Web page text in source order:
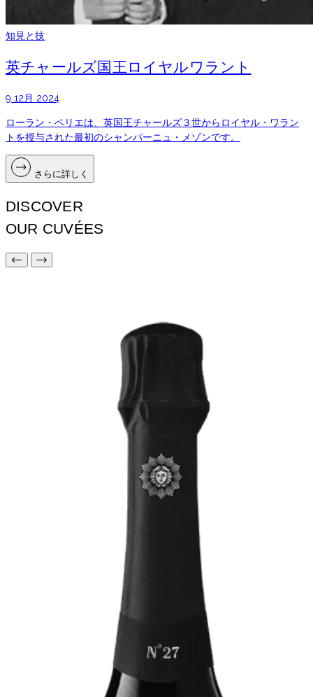
知見と技
英チャールズ国王ロイヤルワラント
9 12月 2024
ローラン・ペリエは、英国王チャールズ３世からロイヤル・ワラン
トを授与された最初のシャンパーニュ・メゾンです。
さらに詳しく
DISCOVER
OUR CUVÉES